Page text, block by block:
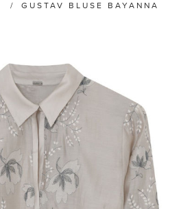
/ GUSTAV BLUSE BAYANNA